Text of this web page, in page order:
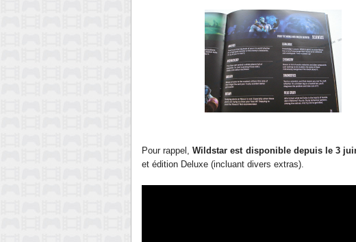
Pour rappel,Wildstar est disponible depuis le 3
et édition Deluxe (incluant divers extras).